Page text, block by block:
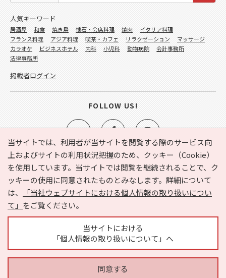
当サイトでは、利用者が当サイトを閲覧する際のサービス向
上およびサイトの利用状況把握のため、クッキー（Cookie）
を使用しています。当サイトでは閲覧を継続されることで、ク
ッキーの使用に同意されたものとみなします。詳細について
は、
「当社ウェブサイトにおける個人情報の取り扱いについ
て」 をご覧ください。
当サイトにおける
「個人情報の取り扱いについて」へ
同意する
e-NAVITA（イーナビタ）とは？ お気に入り
ヘルプ
利用規約
個人情報の取り扱いについて
運営会社
サイトマップ
広告掲載に関するお問い合わせ
人気キーワード
居酒屋 和食 焼き鳥 懐石・会席料理 焼肉
イタリア料理
フランス料理
アジア料理 喫茶・カフェ リラクゼーション
マッサージ
カラオケ
ビジネスホテル 内科 小児科 動物病院
会計事務所
法律事務所
掲載者ログイン
FOLLOW US!